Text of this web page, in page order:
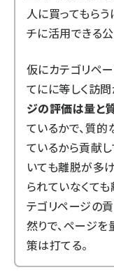
人に買ってもらう
チに活用できる公
仮にカテゴリペ
てにに等しく訪
ジの評価は量と
ているかで、質
ているから貢献
いても離脱が多
られていなくて
テゴリページの
然りで、ページ
策は打てる。